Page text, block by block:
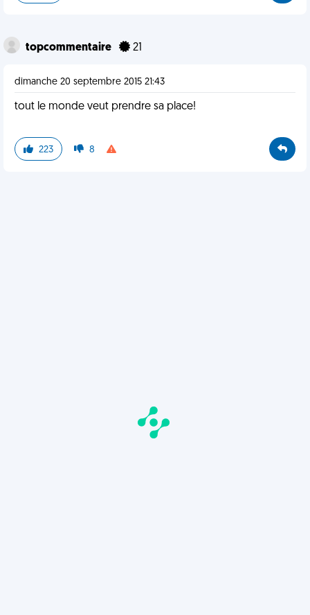
topcommentaire 21
dimanche 20 septembre 2015 21:43
tout le monde veut prendre sa place!
223 8